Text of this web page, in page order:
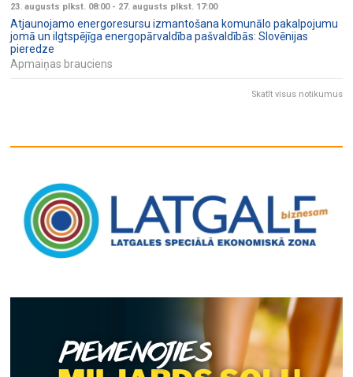
23. augusts plkst. 08:00- 27. augusts plkst. 17:00
Atjaunojamo energoresursu izmantošana komunālo pakalpojumu
jomā un ilgtspējīga energopārvaldība pašvaldībās: Slovēnijas
pieredze
Apmaiņas brauciens
Skatīt visus notikumus